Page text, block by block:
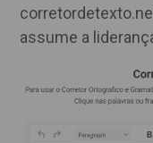
assume a